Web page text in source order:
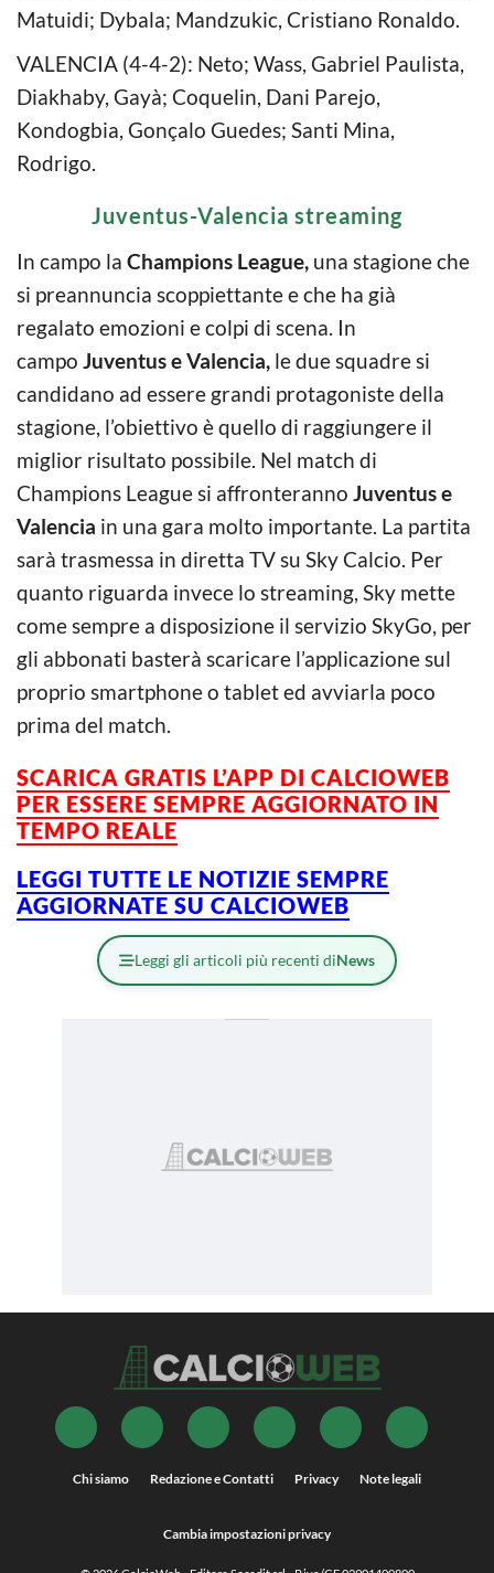
Matuidi; Dybala; Mandzukic, Cristiano Ronaldo.
VALENCIA (4-4-2): Neto; Wass, Gabriel Paulista,
Diakhaby, Gayà; Coquelin, Dani Parejo,
Kondogbia, Gonçalo Guedes; Santi Mina,
Rodrigo.
Juventus-Valencia streaming
In campo la Champions League, una stagione che
si preannuncia scoppiettante e che ha già
regalato emozioni e colpi di scena. In
campo Juventus e Valencia, le due squadre si
candidano ad essere grandi protagoniste della
stagione, l’obiettivo è quello di raggiungere il
miglior risultato possibile. Nel match di
Champions League si affronteranno Juventus e
Valencia in una gara molto importante. La partita
sarà trasmessa in diretta TV su Sky Calcio. Per
quanto riguarda invece lo streaming, Sky mette
come sempre a disposizione il servizio SkyGo, per
gli abbonati basterà scaricare l’applicazione sul
proprio smartphone o tablet ed avviarla poco
prima del match.
SCARICA GRATIS L’APP DI CALCIOWEB
PER ESSERE SEMPRE AGGIORNATO IN
TEMPO REALE
LEGGI TUTTE LE NOTIZIE SEMPRE
AGGIORNATE SU CALCIOWEB
Leggi gli articoli più recenti diNews
Chi siamo Redazione e Contatti Privacy Note legali
Cambia impostazioni privacy